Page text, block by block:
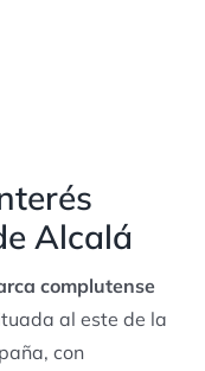
Alcalá
complutense
al este de la
con